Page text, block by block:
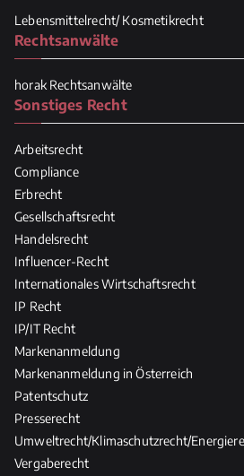
Lebensmittelrecht/ Kosmetikrecht
Rechtsanwälte
horak Rechtsanwälte
Sonstiges Recht
Arbeitsrecht
Compliance
Erbrecht
Gesellschaftsrecht
Handelsrecht
Influencer-Recht
Internationales Wirtschaftsrecht
IP Recht
IP/IT Recht
Markenanmeldung
Markenanmeldung in Österreich
Patentschutz
Presserecht
Umweltrecht/Klimaschutzrecht/
Vergaberecht